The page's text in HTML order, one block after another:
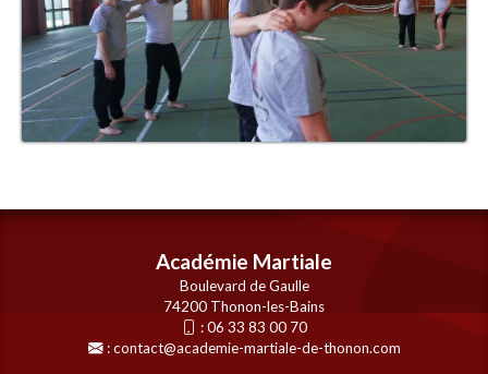
Académie Martiale
Boulevard de Gaulle
74200 Thonon-les-Bains
:06 33 83 00 70
:contact@academie-martiale-de-thonon.com